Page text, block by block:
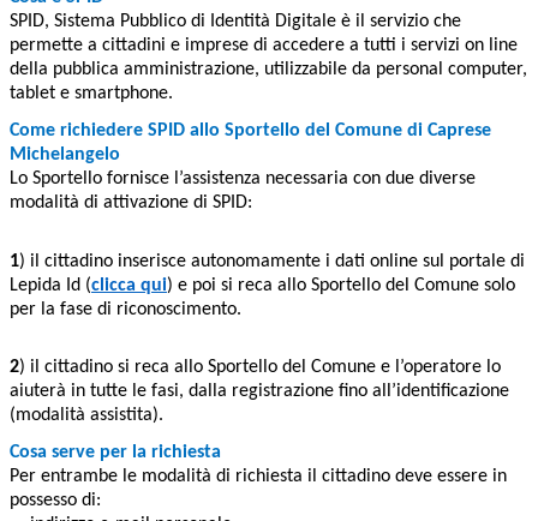
SPID, Sistema Pubblico di Identità Digitale è il servizio che
permette a cittadini e imprese di accedere a tutti i servizi on line
della pubblica amministrazione, utilizzabile da personal computer,
tablet e smartphone.
Come richiedere SPID allo Sportello del Comune di Caprese
Michelangelo
Lo Sportello fornisce l’assistenza necessaria con due diverse
modalità di attivazione di SPID:
1) il cittadino inserisce autonomamente i dati online sul portale di
Lepida Id (clicca qui) e poi si reca allo Sportello del Comune solo
per la fase di riconoscimento.
2) il cittadino si reca allo Sportello del Comune e l’operatore lo
aiuterà in tutte le fasi, dalla registrazione fino all’identificazione
(modalità assistita).
Cosa serve per la richiesta
Per entrambe le modalità di richiesta il cittadino deve essere in
possesso di: